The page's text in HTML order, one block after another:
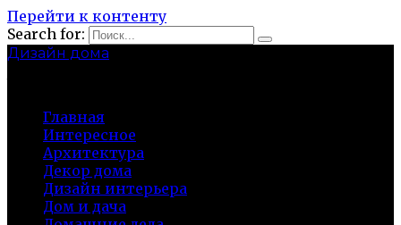
Перейти к контенту
Search for:
Дизайн дома
Главная
Интересное
Архитектура
Декор дома
Дизайн интерьера
Дом и дача